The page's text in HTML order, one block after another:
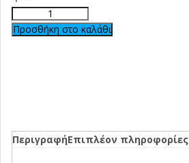
Προσθήκη στο καλάθι
ΠεριγραφήΕπιπλέον πληροφορίες